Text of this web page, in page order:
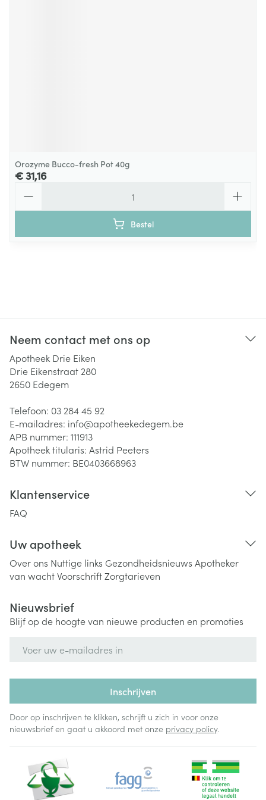
Orozyme Bucco-fresh Pot 40g
€ 31,16
Bestel
Neem contact met ons op
Apotheek Drie Eiken
Drie Eikenstraat 280
2650 Edegem
Telefoon: 03 284 45 92
E-mailadres: info@apotheekedegem.be
APB nummer: 111913
Apotheek titularis: Astrid Peeters
BTW nummer: BE0403668963
Klantenservice
FAQ
Uw apotheek
Over ons Nuttige links Gezondheidsnieuws Apotheker
van wachtVoorschriftZorgtarieven
Nieuwsbrief
Blijf op de hoogte van nieuwe producten en promoties
Inschrijven
Door op inschrijven te klikken, schrijft u zich in voor onze
nieuwsbrief en gaat u akkoord met onze privacy policy.